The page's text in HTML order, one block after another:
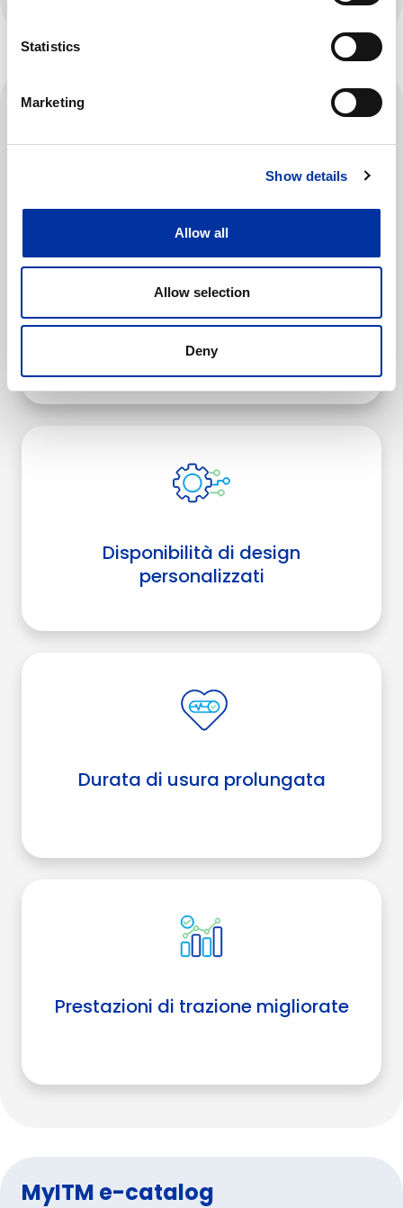
Statistics
Marketing
Show details
Allow all
Allow selection
Deny
I principali vantaggi
Gamma completa di tipi di scarpe
da ginnastica
Disponibilità di design
personalizzati
Durata di usura prolungata
Prestazioni di trazione migliorate
MyITM e-catalog